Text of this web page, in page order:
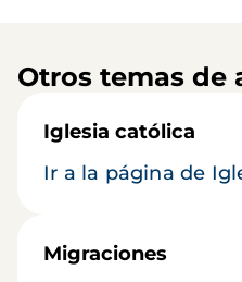
Otros temas de
Iglesia católica
Ir a la página de
Migraciones